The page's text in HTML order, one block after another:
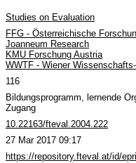
Studies on Evaluation
FFG - Österreichische
Joanneum Research
KMU Forschung Austria
WWTF - Wiener
116
Bildungsprogramm, lernende
Zugang
10.22163/fteval.2004.222
27 Mar 2017 09:17
https://repository.fteval.at/id/